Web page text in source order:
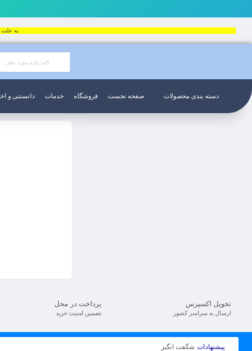
به علت
دسته بندی محصولات صفحه نخست فروشگاه خدمات دانستنی و
تحویل اکسپرس
ارسال به سراسر کشور
پرداخت در محل
تضمین امنیت خرید
پیشنهادات شگفت انگیز